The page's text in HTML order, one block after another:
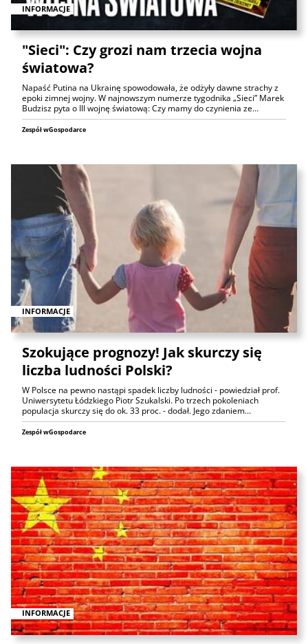
INFORMACJE
"Sieci": Czy grozi nam trzecia wojna
światowa?
Napaść Putina na Ukrainę spowodowała, że odżyły dawne strachy z
epoki zimnej wojny. W najnowszym numerze tygodnika „Sieci” Marek
Budzisz pyta o III wojnę światową: Czy mamy do czynienia ze…
Zespół wGospodarce
INFORMACJE
Szokujące prognozy! Jak skurczy się
liczba ludności Polski?
W Polsce na pewno nastąpi spadek liczby ludności - powiedział prof.
Uniwersytetu Łódzkiego Piotr Szukalski. Po trzech pokoleniach
populacja skurczy się do ok. 33 proc. - dodał. Jego zdaniem…
Zespół wGospodarce
INFORMACJE